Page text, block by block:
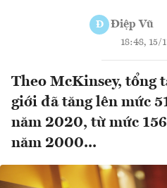
Đ Điệp Vũ
18:48, 15/
Theo McKinsey, tổng
giới đã tăng lên mức
năm 2020, từ mức
năm 2000...